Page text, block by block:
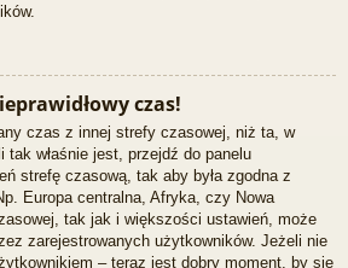
czas!
czas z innej strefy czasowej, niż ta, w
właśnie jest, przejdź do panelu
strefę czasową, tak aby była zgodna z
Europa centralna, Afryka, czy Nowa
tak jak i większości ustawień, może
zarejestrowanych użytkowników. Jeżeli nie
– teraz jest dobry moment, by się